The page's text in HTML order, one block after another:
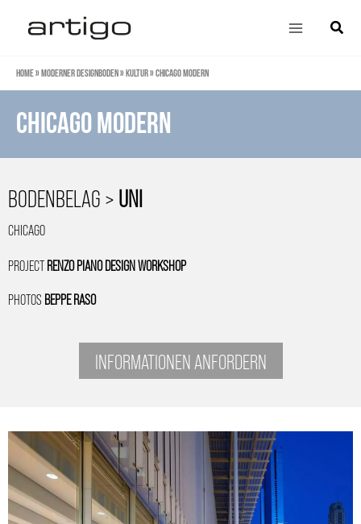
springen
Main
Suche
Home»Moderner Designboden»Kultur»Chicago Modern
Chicago Modern
BODENBELAG >UNI
CHICAGO
PROJECTRENZO PIANO DESIGN WORKSHOP
PHOTOS BEPPE RASO
INFORMATIONEN ANFORDERN